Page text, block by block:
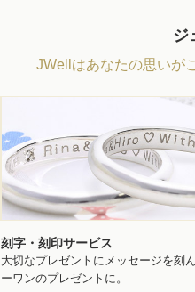
ジ
JWellはあなたの思いが
刻字・刻印サービス
大切なプレゼントにメッセージを刻
ーワンのプレゼントに。